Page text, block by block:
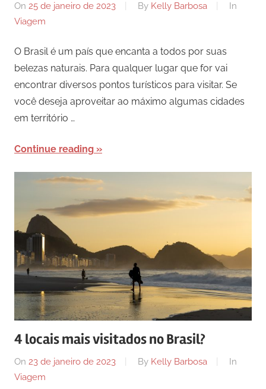
On 25 de janeiro de 2023 By Kelly Barbosa
In
Viagem
O Brasil é um país que encanta a todos por suas
belezas naturais. Para qualquer lugar que for vai
encontrar diversos pontos turísticos para visitar. Se
você deseja aproveitar ao máximo algumas cidades
em território …
Continue reading
4 locais mais visitados no Brasil?
On 23 de janeiro de 2023 By Kelly Barbosa
In
Viagem